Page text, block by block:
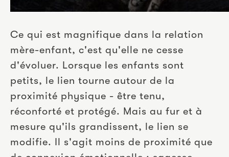
Ce qui est magnifique dans la relation
mère-enfant, c'est qu'elle ne cesse
d'évoluer. Lorsque les enfants sont
petits, le lien tourne autour de la
proximité physique - être tenu,
réconforté et protégé. Mais au fur et à
mesure qu'ils grandissent, le lien se
modifie. Il s'agit moins de proximité que